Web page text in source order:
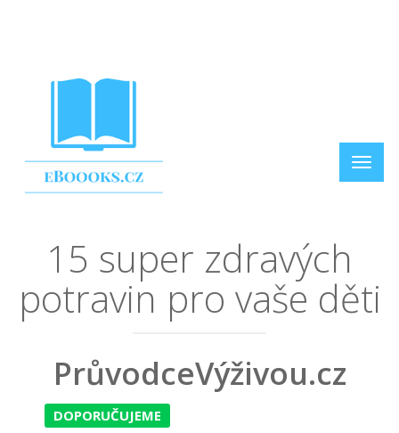
15 super zdravých
potravin pro vaše děti
PrůvodceVýživou.cz
DOPORUČUJEME